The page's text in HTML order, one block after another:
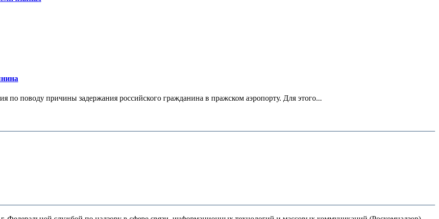
поводу причины задержания российского гражданина в пражском аэропорту. Для этого...